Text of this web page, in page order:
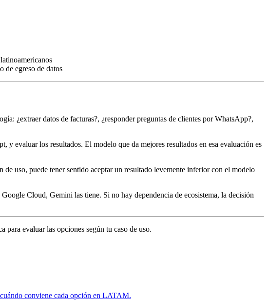
de egreso de datos
¿extraer datos de facturas?, ¿responder preguntas de clientes por WhatsApp?,
y evaluar los resultados. El modelo que da mejores resultados en esa evaluación es
uso, puede tener sentido aceptar un resultado levemente inferior con el modelo
Cloud, Gemini las tiene. Si no hay dependencia de ecosistema, la decisión
para evaluar las opciones según tu caso de uso.
conviene cada opción en LATAM.